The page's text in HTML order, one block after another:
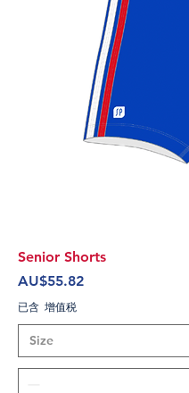
Senior Shorts
價格
AU$55.82
已含 增值税